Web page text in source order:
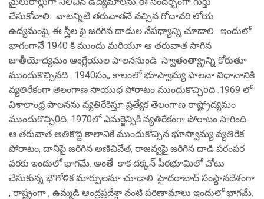
చేసుకోవాలి. వాటన్నిటి తరువాతనే వచ్చిన గోదావరి లోయ
ఉద్యమంఫై, ఈ స్త్రీల ఫై జరిగిన దాడుల నేపధ్యాన్ని చూడాలి . ఇందులో
భాగంగానే 1940 కి ముందు మరియూ ఆ తరువాత సాగిన
జాతీయోద్యమం ఆంగ్లేయుల పాలననుండి స్వాతంత్య్రాన్ని కోరుతూ
ముందుకొచ్చినది . 1940సం,, కాలంలో భూస్వామ్య పాలనా విధానానికి
వ్యతిరేకంగా తెలంగాణ సాయుధ పోరాటం ముందుకొచ్చిoది .1969 లో
విశాలాంధ్ర పాలనను వ్యతిరేకిస్తూ ప్రత్యేక తెలంగాణ రాష్ట్రోద్యమం
ముందుకొచ్చి0ది. 1970లో ఎమర్జెన్సికి వ్యతిరేకంగా పోరాటం సాగింది.
ఆ తరువాత అతికొద్ది కాలానికే ముందుకొచ్చిన భూస్వామ్య వ్యతిరేక
పోరాటం, దానిపై జరిగిన అణిచివేత, రాజవ్వఫై జరిగిన దాడి పరంపర
వరకు ఇందులో భాగమే. అంతే కాక దక్కన్ పీఠభూమిలో చోటు
చేసుకున్న భౌగోళిక మార్పులనూ చూడాలి. హైదరాబాద్ సంస్థానదేశంగా
, రాష్ట్రంగా , ఉమ్మడి ఆంద్రప్రదేశ్గా వంటి పరిణామాలు ఇందులో భాగమే.